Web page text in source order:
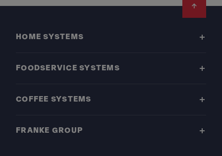
HOME SYSTEMS
FOODSERVICE SYSTEMS
COFFEE SYSTEMS
FRANKE GROUP